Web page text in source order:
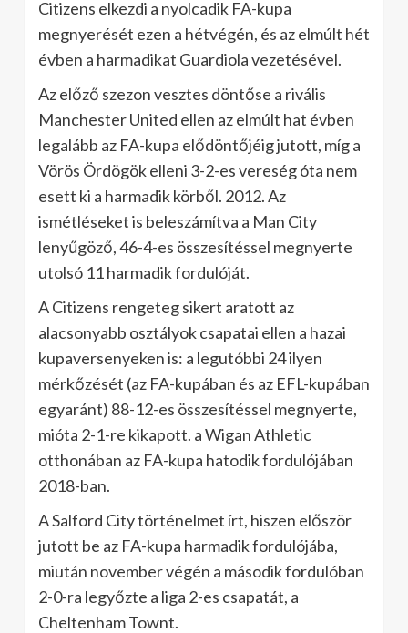
Citizens elkezdi a nyolcadik FA-kupa
megnyerését ezen a hétvégén, és az elmúlt hét
évben a harmadikat Guardiola vezetésével.
Az előző szezon vesztes döntőse a rivális
Manchester United ellen az elmúlt hat évben
legalább az FA-kupa elődöntőjéig jutott, míg a
Vörös Ördögök elleni 3-2-es vereség óta nem
esett ki a harmadik körből. 2012. Az
ismétléseket is beleszámítva a Man City
lenyűgöző, 46-4-es összesítéssel megnyerte
utolsó 11 harmadik fordulóját.
A Citizens rengeteg sikert aratott az
alacsonyabb osztályok csapatai ellen a hazai
kupaversenyeken is: a legutóbbi 24 ilyen
mérkőzését (az FA-kupában és az EFL-kupában
egyaránt) 88-12-es összesítéssel megnyerte,
mióta 2-1-re kikapott. a Wigan Athletic
otthonában az FA-kupa hatodik fordulójában
2018-ban.
A Salford City történelmet írt, hiszen először
jutott be az FA-kupa harmadik fordulójába,
miután november végén a második fordulóban
2-0-ra legyőzte a liga 2-es csapatát, a
Cheltenham Townt.